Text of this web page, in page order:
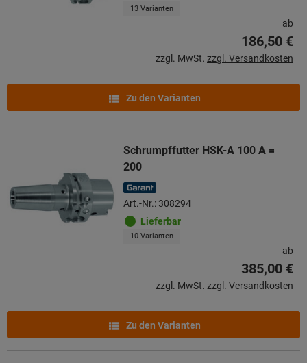
13 Varianten
ab
186,50 €
zzgl. MwSt. zzgl. Versandkosten
Zu den Varianten
Schrumpffutter HSK-A 100 A =
200
Art.-Nr.: 308294
Lieferbar
10 Varianten
ab
385,00 €
zzgl. MwSt. zzgl. Versandkosten
Zu den Varianten